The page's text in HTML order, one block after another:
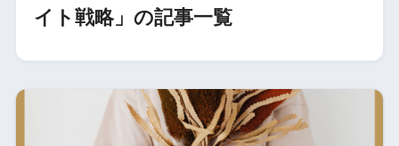
イト戦略」の記事一覧